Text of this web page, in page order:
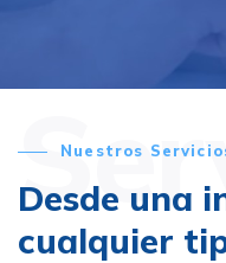
Nuestros
Desde una
cualquier